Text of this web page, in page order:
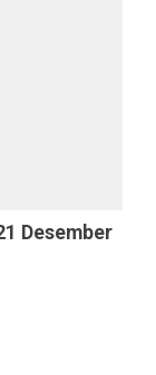
Desember